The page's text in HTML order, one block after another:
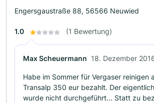
Engersgaustraße 88, 56566 Neuwied
1.0 (1 Bewertung)
Max Scheuermann 18. Dezember
Habe im Sommer für Vergaser reinigen
Transalp 350 eur bezahlt. Der
wurde nicht durchgeführt... Statt zu